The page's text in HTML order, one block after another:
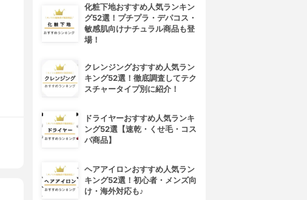
化粧下地おすすめ人気ランキン
グ52選！プチプラ・デパコス・
敏感肌向けナチュラル商品も登
場！
クレンジングおすすめ人気ラン
キング52選！徹底調査してテク
スチャータイプ別に紹介！
ドライヤーおすすめ人気ランキ
ング52選【速乾・くせ毛・コス
パ商品】
ヘアアイロンおすすめ人気ラン
キング52選！初心者・メンズ向
け・海外対応も♪